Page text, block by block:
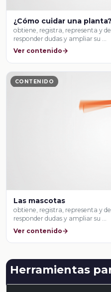
¿Cómo cuidar una planta?
obtiene, registra, representa y
responder dudas y ampliar su …
Ver contenido
CONTENIDO
Las mascotas
obtiene, registra, representa y
responder dudas y ampliar su …
Ver contenido
Herramientas